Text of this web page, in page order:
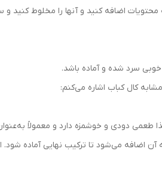
محتویات اضافه کنید و آنها را مخلوط
کال کباب اشاره می‌کنم:
طعمی دودی و خوشمزه دارد و معمولاً
می‌شود تا ترکیب نهایی آماده شود.